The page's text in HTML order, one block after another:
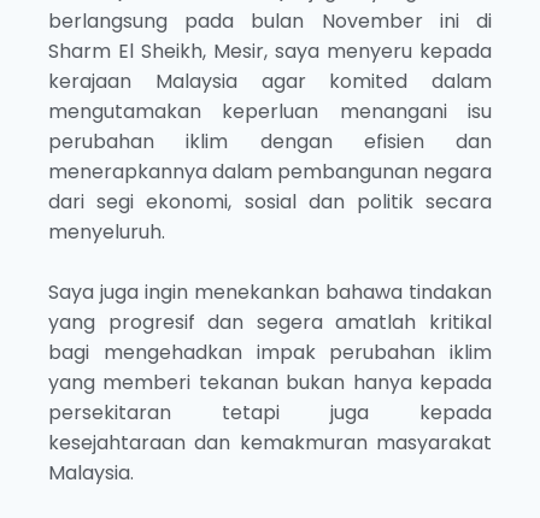
berlangsung pada bulan November ini di
Sharm El Sheikh, Mesir, saya menyeru kepada
kerajaan Malaysia agar komited dalam
mengutamakan keperluan menangani isu
perubahan iklim dengan efisien dan
menerapkannya dalam pembangunan negara
dari segi ekonomi, sosial dan politik secara
menyeluruh.
Saya juga ingin menekankan bahawa tindakan
yang progresif dan segera amatlah kritikal
bagi mengehadkan impak perubahan iklim
yang memberi tekanan bukan hanya kepada
persekitaran tetapi juga kepada
kesejahtaraan dan kemakmuran masyarakat
Malaysia.